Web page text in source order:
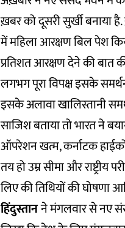
ख़बर को दूसरी सुर्खी बनाया
में महिला आरक्षण बिल पेश
प्रतिशत आरक्षण देने की बात
लगभग पूरा विपक्ष इसके
इसके अलावा खालिस्तानी
साजिश बताया तो भारत ने
ऑपरेशन खत्म, कर्नाटक
तय हो उम्र सीमा और
लिए की तिथियों की घोषणा
हिंदुस्तानने मंगलवार से नए